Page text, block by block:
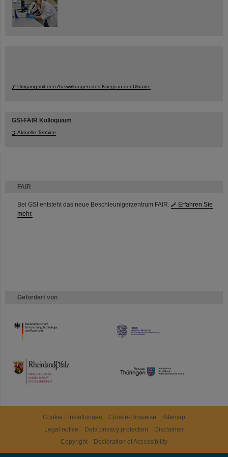
FAIR
Bei GSI entsteht das neue Beschleunigerzentrum FAIR.
Erfahren Sie
mehr.
Gefördert von
HMWK
TMWWDG
Umgang mit den Auswirkungen des Kriegs in der Ukraine
GSI-FAIR Kolloquium
Aktuelle Termine
Cookie Einstellungen Cookie-Hinweise
Sitemap
Legal notice
Data privacy protection
Disclaimer
Copyright
Decleration of Accessibility